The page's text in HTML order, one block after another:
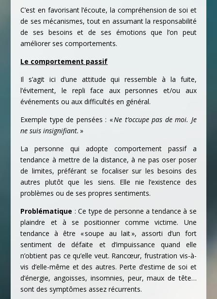
C’est en favorisant l’écoute, la compréhension de soi et
de ses mécanismes, tout en assumant la responsabilité
de ses besoins et de ses émotions que l’on peut
améliorer ses comportements.
Le comportement passif
Il s’agit ici d’une attitude qui ressemble à la fuite,
l’évitement, le repli face aux personnes et/ou aux
événements ou aux difficultés en général.
Exemple type de pensées : «Ne t’occupe pas de moi. Je
ne suis insignifiant. »
La personne qui adopte comportement passif a
tendance à mettre de la distance, à ne pas oser poser
de limites, préférant se focaliser sur les besoins des
autres plutôt que les siens. Elle nie l’existence des
problèmes ou de ses propres sentiments.
Problématique : Ce type de personne a tendance à se
plaindre et à se positionner comme victime. Une
tendance à être « soupe au lait », assorti d’un fort
sentiment de défaite et d’impuissance quand elle
n’obtient pas ce qu’elle veut. Rancœur, frustration vis-à-
vis d’elle-même et des autres. Perte d’estime de soi et
d’énergie, angoisses, insomnies, peur, maux de tête…
sont des symptômes assez récurrents.